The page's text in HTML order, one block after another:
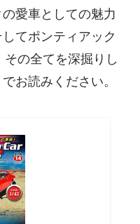
愛車としての魅力
てポンティアック
の全てを深掘りし
お読みください。